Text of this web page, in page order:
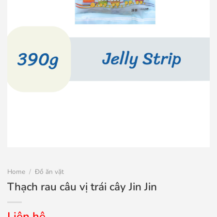
Home / Đồ ăn vặt
Thạch rau câu vị trái cây Jin Jin